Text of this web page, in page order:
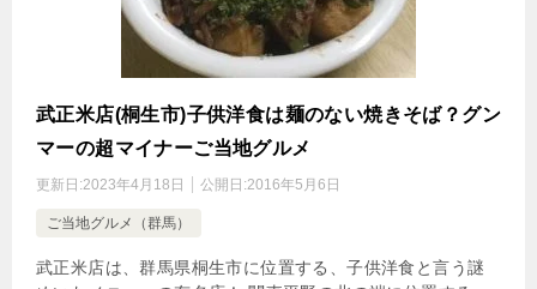
武正米店(桐生市)子供洋食は麺のない焼きそば？グン
マーの超マイナーご当地グルメ
更新日:2023年4月18日 公開日:2016年5月6日
ご当地グルメ（群馬）
武正米店は、群馬県桐生市に位置する、子供洋食と言う謎